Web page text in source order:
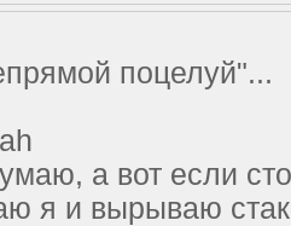
поцелуй"...
а вот если
я и вырываю